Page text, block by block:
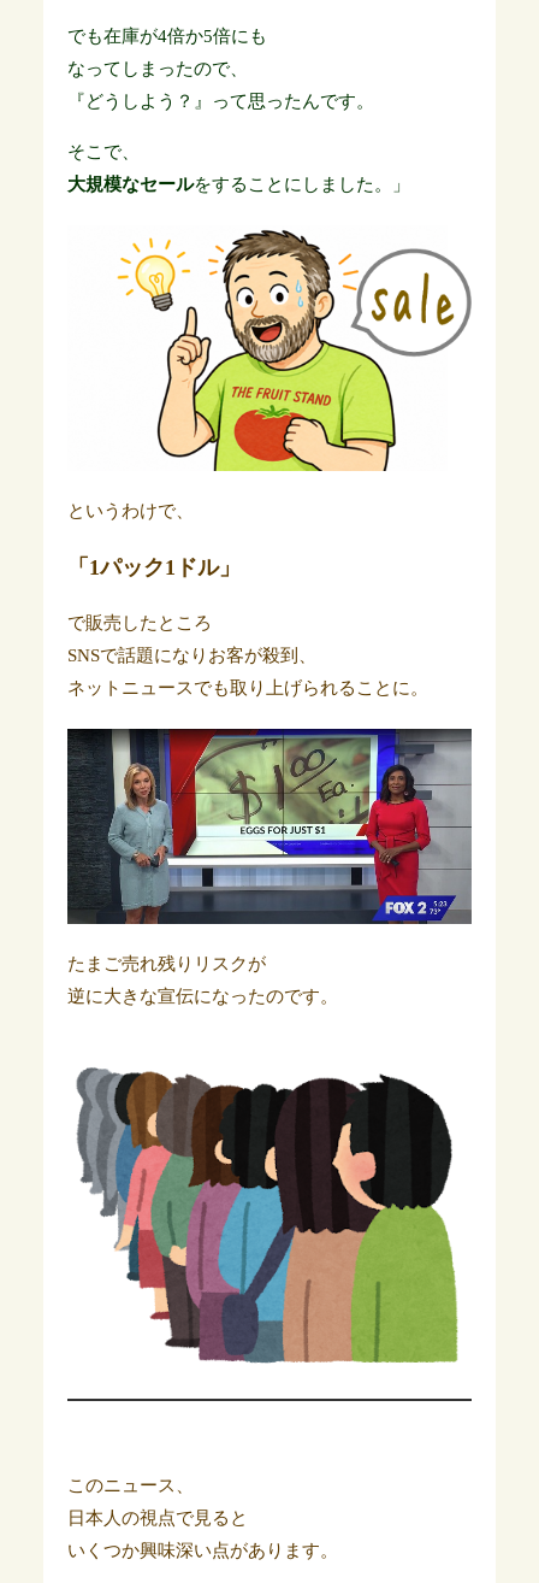
でも在庫が4倍か5倍にも
なってしまったので、
『どうしよう？』って思ったんです。
そこで、
大規模なセールをすることにしました。」
というわけで、
「1パック1ドル」
で販売したところ
SNSで話題になりお客が殺到、
ネットニュースでも取り上げられることに。
たまご売れ残りリスクが
逆に大きな宣伝になったのです。
このニュース、
日本人の視点で見ると
いくつか興味深い点があります。